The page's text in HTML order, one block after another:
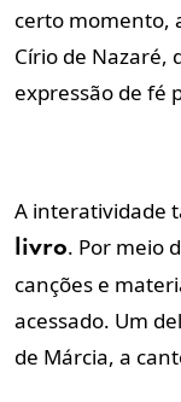
certo momento,
Círio de Nazaré,
expressão de fé
A interatividade
livro. Por meio
canções e
acessado. Um
de Márcia, a